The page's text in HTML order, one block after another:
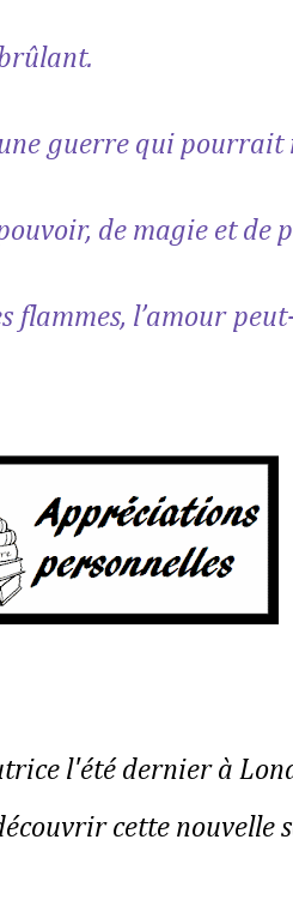
guerre qui pourrait
de magie et de
flammes, l’amour
l'été dernier à
cette nouvelle